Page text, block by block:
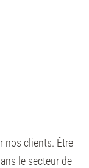
nos clients. Être
le secteur de